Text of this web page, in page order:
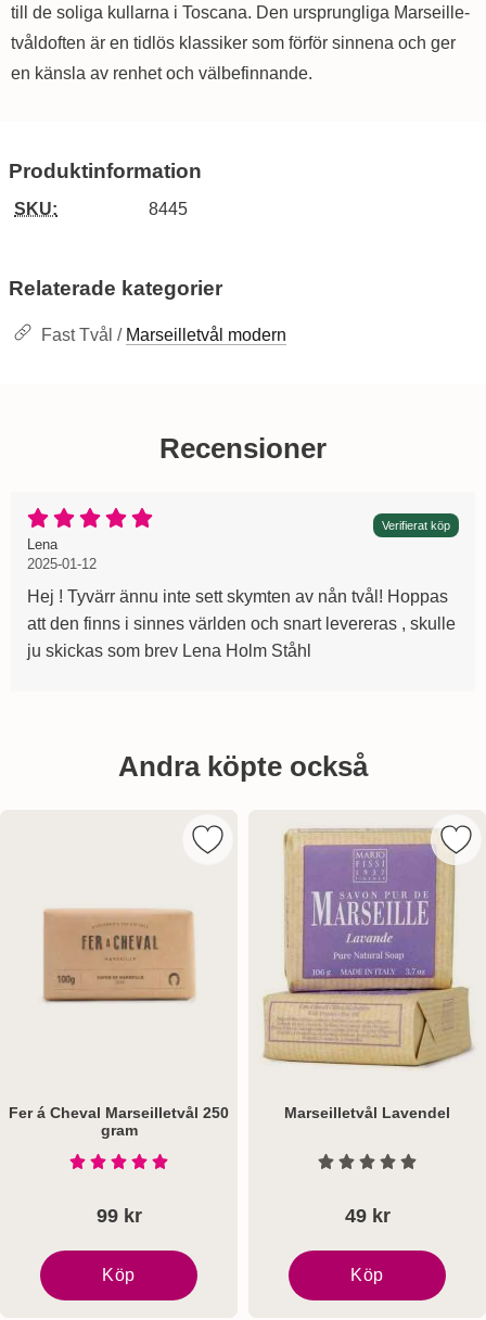
till de soliga kullarna i Toscana. Den ursprungliga Marseille-
tvåldoften är en tidlös klassiker som förför sinnena och ger
en känsla av renhet och välbefinnande.
Produktinformation
SKU: 8445
Relaterade kategorier
Fast Tvål / Marseilletvål modern
Recensioner
Betyg: 5 Stjärnor av 5 Verifierat köp
Recension av:
Lena, 2025-01-12
, 2025-01-12
2025-01-12
Hej ! Tyvärr ännu inte sett skymten av nån tvål! Hoppas
att den finns i sinnes världen och snart levereras , skulle
ju skickas som brev Lena Holm Ståhl
Andra köpte också
Fer á Cheval Marseilletvål 250
gram
Art. nr 8331 Betyg: 5 Stjärnor av 5
99 kr
Köp
Fer á Cheval Marseilletvål 250 gram
Markera fer á Cheval Marseilletvål
Marseilletvål Lavendel
Art. nr 8446 Betyg: 0 Stjärnor
49 kr
Köp
Marseilletvål Lavendel